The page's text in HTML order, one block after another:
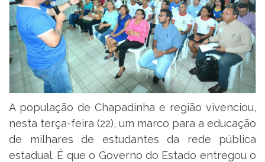
A população de Chapadinha e região vivenciou,
nesta terça-feira (22), um marco para a educação
de milhares de estudantes da rede pública
estadual. É que o Governo do Estado entregou o